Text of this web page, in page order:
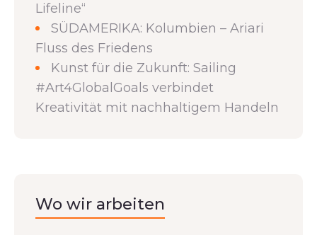
Lifeline“
SÜDAMERIKA: Kolumbien – Ariari
Fluss des Friedens
Kunst für die Zukunft: Sailing
#Art4GlobalGoals verbindet
Kreativität mit nachhaltigem Handeln
Wo wir arbeiten